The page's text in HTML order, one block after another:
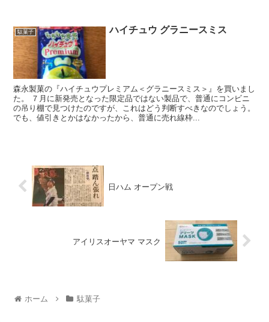
駄菓子 ハイチュウ グラニースミス
森永製菓の『ハイチュウプレミアム＜グラニースミス＞』を買いまし
た。 ７月に新発売となった限定品ではない製品で、普通にコンビニ
の吊り棚で見つけたのですが、これはどう判断すべきなのでしょう。
でも、値引きとかはなかったから、普通に売れ線枠...
日ハム オープン戦
アイリスオーヤマ マスク
ホーム 駄菓子